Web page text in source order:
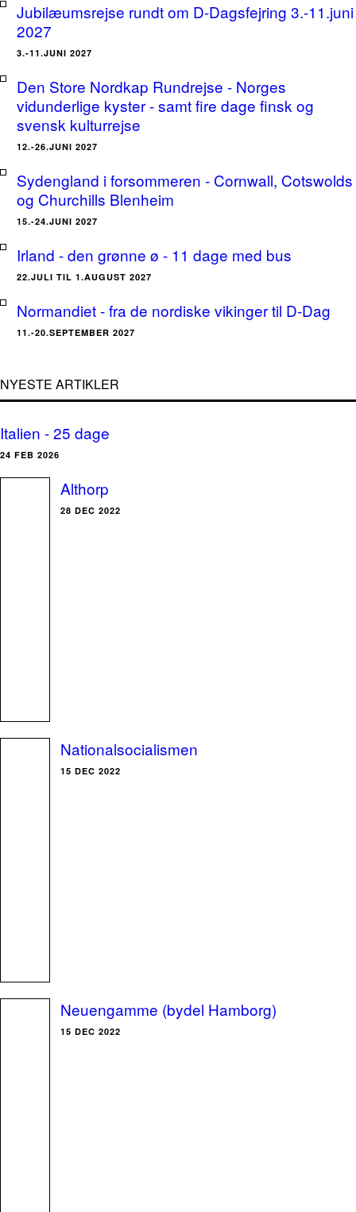
Jubilæumsrejse rundt om D-Dagsfejring 3.-11.juni
2027
3.-11.JUNI 2027
Den Store Nordkap Rundrejse - Norges
vidunderlige kyster - samt fire dage finsk og
svensk kulturrejse
12.-26.JUNI 2027
Sydengland i forsommeren - Cornwall, Cotswolds
og Churchills Blenheim
15.-24.JUNI 2027
Irland - den grønne ø - 11 dage med bus
22.JULI TIL 1.AUGUST 2027
Normandiet - fra de nordiske vikinger til D-Dag
11.-20.SEPTEMBER 2027
NYESTE ARTIKLER
Italien - 25 dage
24 FEB 2026
Althorp
28 DEC 2022
Nationalsocialismen
15 DEC 2022
Neuengamme (bydel Hamborg)
15 DEC 2022